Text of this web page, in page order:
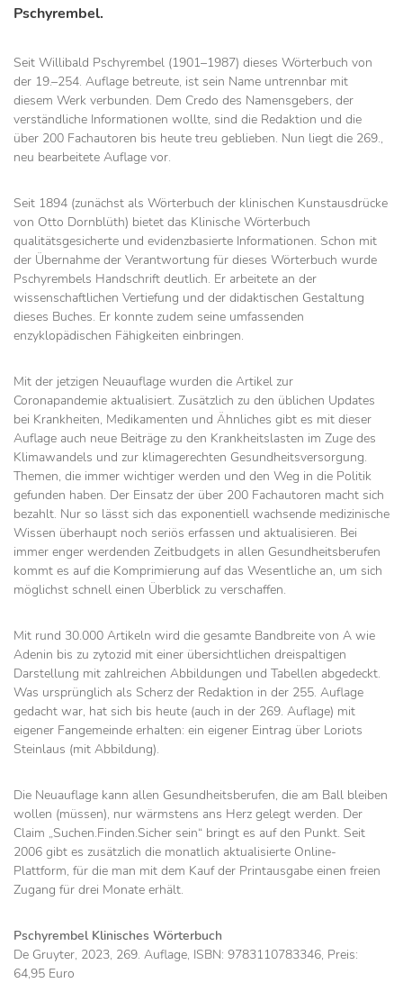
Pschyrembel.
Seit Willibald Pschyrembel (1901–1987) dieses Wörterbuch von
der 19.–254. Auflage betreute, ist sein Name untrennbar mit
diesem Werk verbunden. Dem Credo des Namensgebers, der
verständliche Informationen wollte, sind die Redaktion und die
über 200 Fachautoren bis heute treu geblieben. Nun liegt die 269.,
neu bearbeitete Auflage vor.
Seit 1894 (zunächst als Wörterbuch der klinischen Kunstausdrücke
von Otto Dornblüth) bietet das Klinische Wörterbuch
qualitätsgesicherte und evidenzbasierte Informationen. Schon mit
der Übernahme der Verantwortung für dieses Wörterbuch wurde
Pschyrembels Handschrift deutlich. Er arbeitete an der
wissenschaftlichen Vertiefung und der didaktischen Gestaltung
dieses Buches. Er konnte zudem seine umfassenden
enzyklopädischen Fähigkeiten einbringen.
Mit der jetzigen Neuauflage wurden die Artikel zur
Coronapandemie aktualisiert. Zusätzlich zu den üblichen Updates
bei Krankheiten, Medikamenten und Ähnliches gibt es mit dieser
Auflage auch neue Beiträge zu den Krankheitslasten im Zuge des
Klimawandels und zur klimagerechten Gesundheitsversorgung.
Themen, die immer wichtiger werden und den Weg in die Politik
gefunden haben. Der Einsatz der über 200 Fachautoren macht sich
bezahlt. Nur so lässt sich das exponentiell wachsende medizinische
Wissen überhaupt noch seriös erfassen und aktualisieren. Bei
immer enger werdenden Zeitbudgets in allen Gesundheitsberufen
kommt es auf die Komprimierung auf das Wesentliche an, um sich
möglichst schnell einen Überblick zu verschaffen.
Mit rund 30.000 Artikeln wird die gesamte Bandbreite von A wie
Adenin bis zu zytozid mit einer übersichtlichen dreispaltigen
Darstellung mit zahlreichen Abbildungen und Tabellen abgedeckt.
Was ursprünglich als Scherz der Redaktion in der 255. Auflage
gedacht war, hat sich bis heute (auch in der 269. Auflage) mit
eigener Fangemeinde erhalten: ein eigener Eintrag über Loriots
Steinlaus (mit Abbildung).
Die Neuauflage kann allen Gesundheitsberufen, die am Ball bleiben
wollen (müssen), nur wärmstens ans Herz gelegt werden. Der
Claim „Suchen.Finden.Sicher sein“ bringt es auf den Punkt. Seit
2006 gibt es zusätzlich die monatlich aktualisierte Online-
Plattform, für die man mit dem Kauf der Printausgabe einen freien
Zugang für drei Monate erhält.
Pschyrembel Klinisches Wörterbuch
De Gruyter, 2023, 269. Auflage, ISBN: 9783110783346, Preis:
64,95 Euro